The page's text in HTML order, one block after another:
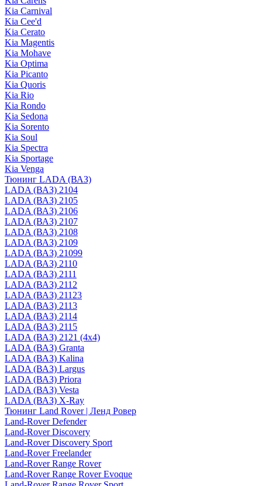
Kia Carnival
Kia Cee'd
Kia Cerato
Kia Magentis
Kia Mohave
Kia Optima
Kia Picanto
Kia Quoris
Kia Rio
Kia Rondo
Kia Sedona
Kia Sorento
Kia Soul
Kia Spectra
Kia Sportage
Kia Venga
Тюнинг LADA (ВАЗ)
LADA (ВАЗ) 2104
LADA (ВАЗ) 2105
LADA (ВАЗ) 2106
LADA (ВАЗ) 2107
LADA (ВАЗ) 2108
LADA (ВАЗ) 2109
LADA (ВАЗ) 21099
LADA (ВАЗ) 2110
LADA (ВАЗ) 2111
LADA (ВАЗ) 2112
LADA (ВАЗ) 21123
LADA (ВАЗ) 2113
LADA (ВАЗ) 2114
LADA (ВАЗ) 2115
LADA (ВАЗ) 2121 (4x4)
LADA (ВАЗ) Granta
LADA (ВАЗ) Kalina
LADA (ВАЗ) Largus
LADA (ВАЗ) Priora
LADA (ВАЗ) Vesta
LADA (ВАЗ) X-Ray
Тюнинг Land Rover | Ленд Ровер
Land-Rover Defender
Land-Rover Discovery
Land-Rover Discovery Sport
Land-Rover Freelander
Land-Rover Range Rover
Land-Rover Range Rover Evoque